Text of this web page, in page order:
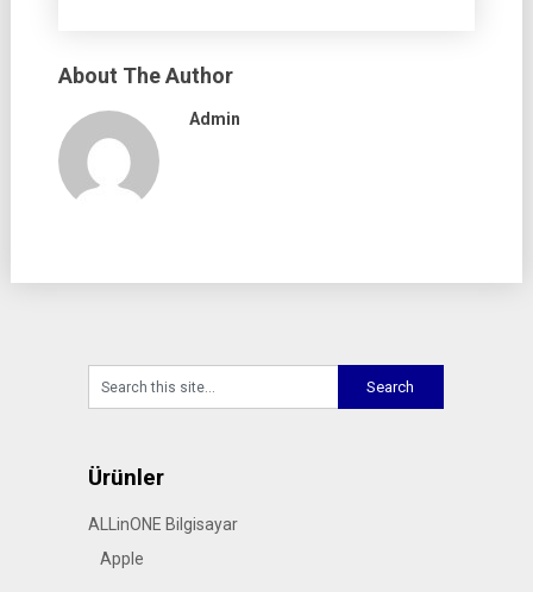
About The Author
Admin
Ürünler
ALLinONE Bilgisayar
Apple